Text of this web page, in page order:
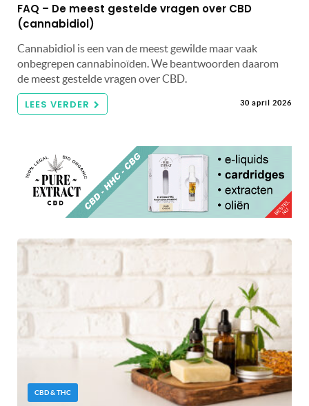
FAQ – De meest gestelde vragen over CBD
(cannabidiol)
Cannabidiol is een van de meest gewilde maar vaak
onbegrepen cannabinoïden. We beantwoorden daarom
de meest gestelde vragen over CBD.
LEES VERDER 30 april 2026
CBD & THC